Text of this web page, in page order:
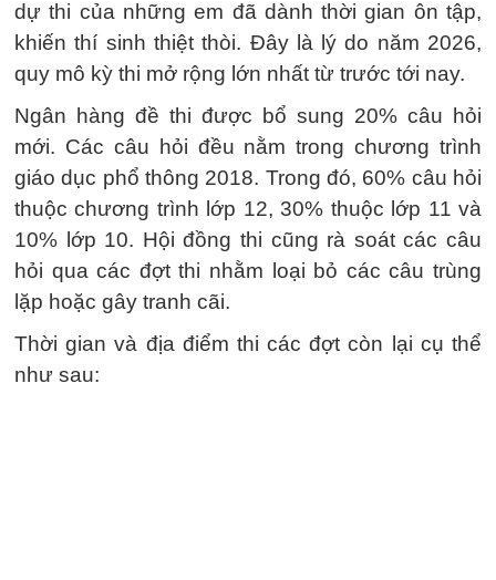
dự thi của những em đã dành thời gian ôn tập,
khiến thí sinh thiệt thòi. Đây là lý do năm 2026,
quy mô kỳ thi mở rộng lớn nhất từ trước tới nay.
Ngân hàng đề thi được bổ sung 20% câu hỏi
mới. Các câu hỏi đều nằm trong chương trình
giáo dục phổ thông 2018. Trong đó, 60% câu hỏi
thuộc chương trình lớp 12, 30% thuộc lớp 11 và
10% lớp 10. Hội đồng thi cũng rà soát các câu
hỏi qua các đợt thi nhằm loại bỏ các câu trùng
lặp hoặc gây tranh cãi.
Thời gian và địa điểm thi các đợt còn lại cụ thể
như sau: